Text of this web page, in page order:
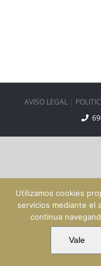
AVISO LEGAL|
Utilizamos cookies
servicios mediante el
continua
Vale